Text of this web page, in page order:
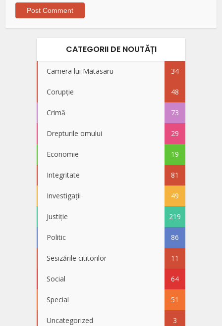
CATEGORII DE NOUTĂȚI
Camera lui Matasaru 34
Corupție 48
Crimă 73
Drepturile omului 29
Economie 19
Integritate 81
Investigații 49
Justiție 219
Politic 86
Sesizările cititorilor 11
Social 64
Special 51
Uncategorized 3